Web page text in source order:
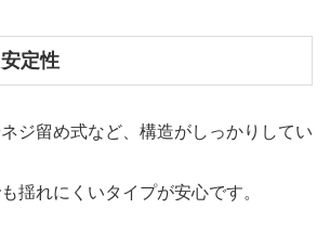
定性
ジ留め式など、構造がしっかりしてい
揺れにくいタイプが安心です。